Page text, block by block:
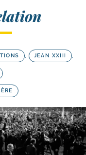
, JEAN XXIII ,